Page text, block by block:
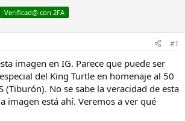
Verificad@ con 2FA
#1
imagen en IG. Parece que puede ser
del King Turtle en homenaje al 50
(Tiburón). No se sabe la veracidad de esta
imagen está ahí. Veremos a ver qué